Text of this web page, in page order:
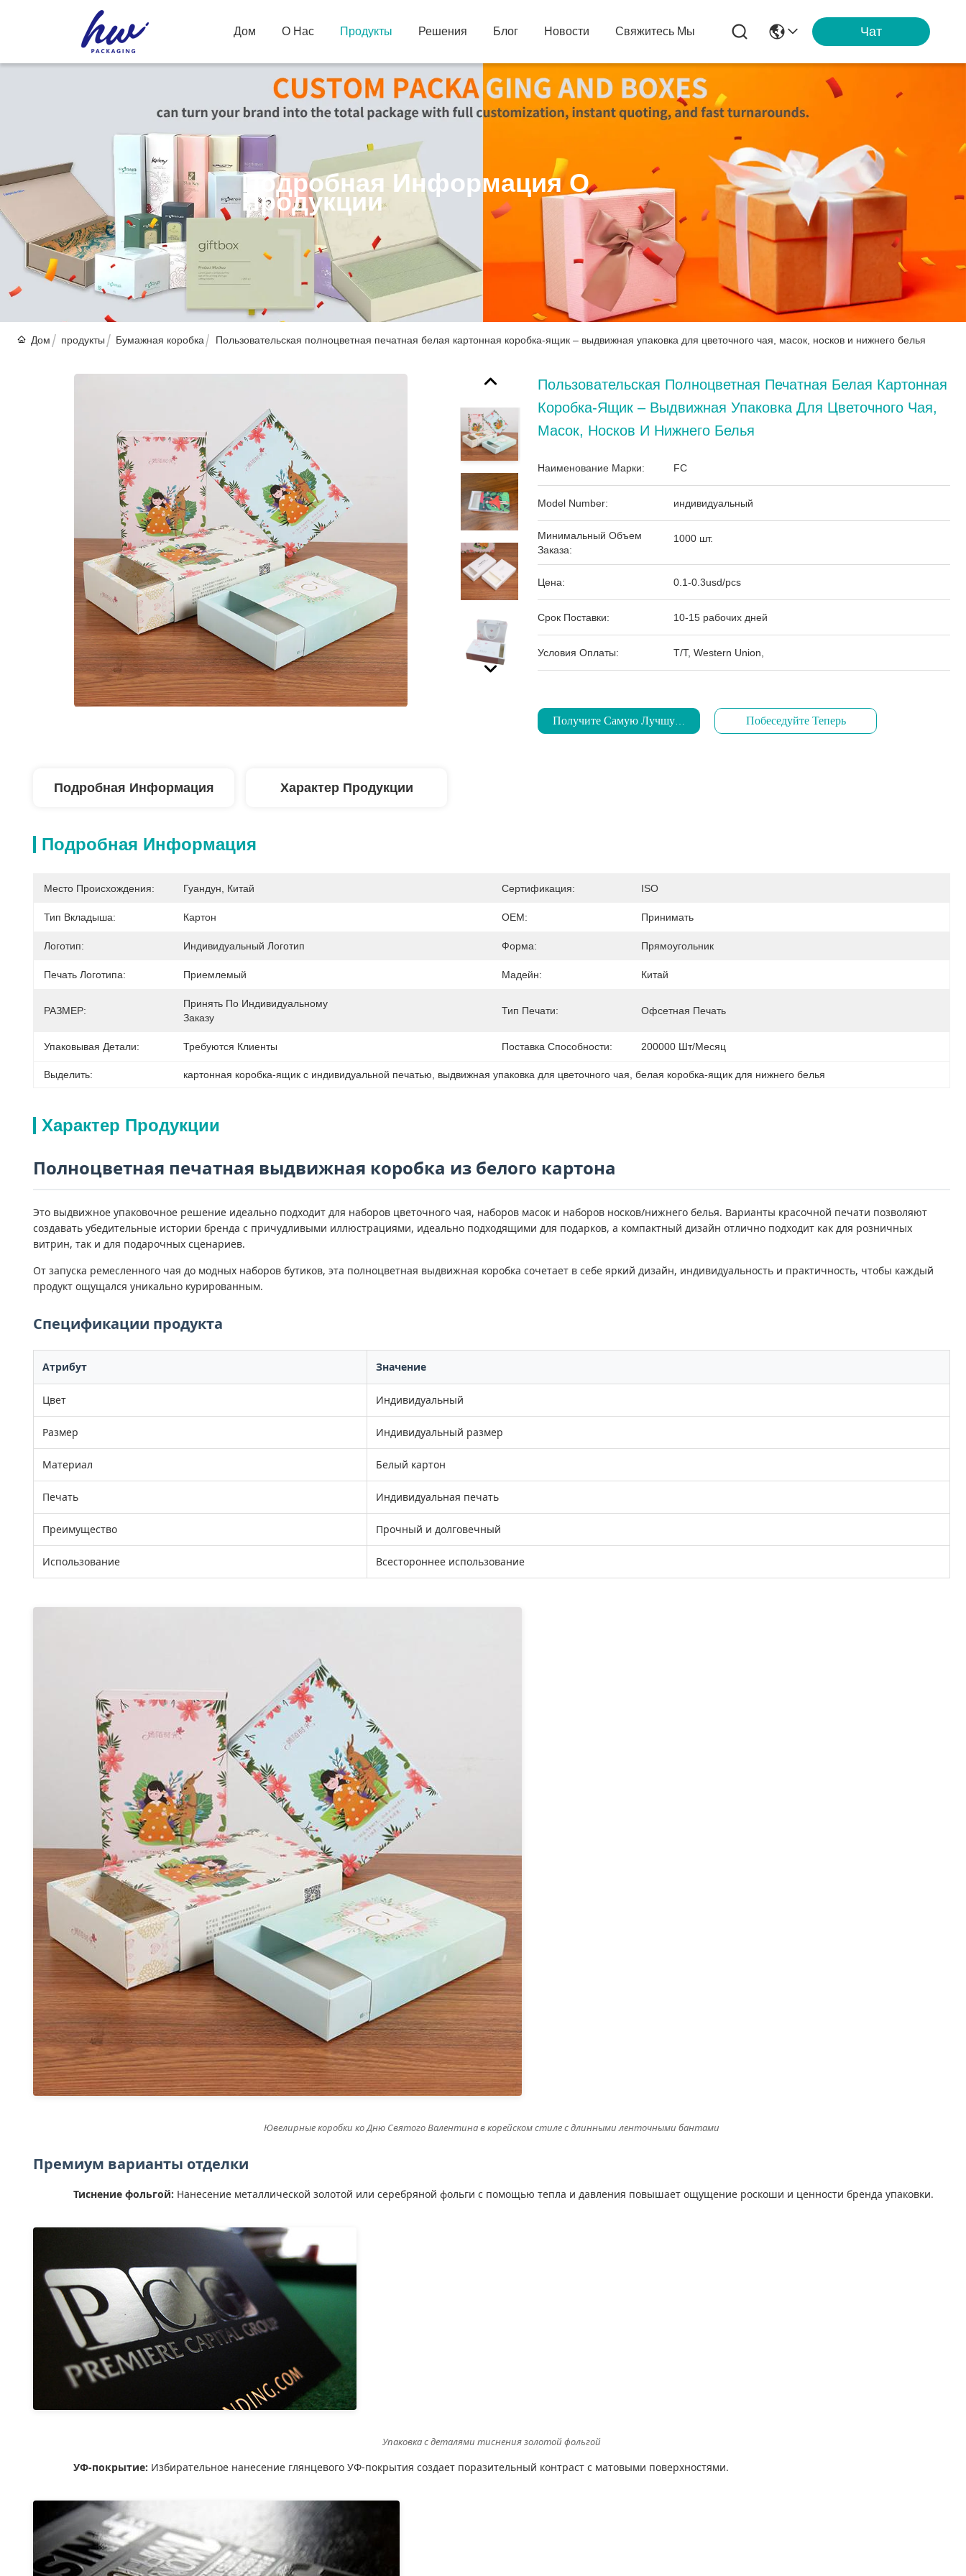
Дом О Нас Продукты Решения Блог Новости Свяжитесь Мы Чат
Подробная Информация О
Продукции
Дом продукты Бумажная коробка Пользовательская полноцветная печатная белая картонная коробка-ящик – выдвижная упаковка для цветочного чая, масок, носков и нижнего белья
Пользовательская Полноцветная Печатная Белая Картонная
Коробка-Ящик – Выдвижная Упаковка Для Цветочного Чая,
Масок, Носков И Нижнего Белья
Наименование Марки: FC
Model Number: индивидуальный
Минимальный Объем
Заказа:
1000 шт.
Цена: 0.1-0.3usd/pcs
Срок Поставки: 10-15 рабочих дней
Условия Оплаты: T/T, Western Union,
Получите Самую Лучшую Цену Побеседуйте Теперь
Подробная Информация Характер Продукции
Подробная Информация
Место Происхождения: Гуандун, Китай Сертификация: ISO
Тип Вкладыша: Картон OEM: Принимать
Логотип: Индивидуальный Логотип Форма: Прямоугольник
Печать Логотипа: Приемлемый Мадейн: Китай
РАЗМЕР:
Принять По Индивидуальному
Заказу
Тип Печати: Офсетная Печать
Упаковывая Детали: Требуются Клиенты Поставка Способности: 200000 Шт/месяц
Выделить: картонная коробка-ящик с индивидуальной печатью выдвижная упаковка для цветочного чая белая коробка-ящик для нижнего белья
Характер Продукции
Полноцветная печатная выдвижная коробка из белого картона
Это выдвижное упаковочное решение идеально подходит для наборов цветочного чая, наборов масок и наборов носков/нижнего белья. Варианты красочной печати позволяют
создавать убедительные истории бренда с причудливыми иллюстрациями, идеально подходящими для подарков, а компактный дизайн отлично подходит как для розничных
витрин, так и для подарочных сценариев.
От запуска ремесленного чая до модных наборов бутиков, эта полноцветная выдвижная коробка сочетает в себе яркий дизайн, индивидуальность и практичность, чтобы каждый
продукт ощущался уникально курированным.
Спецификации продукта
Атрибут Значение
Цвет Индивидуальный
Размер Индивидуальный размер
Материал Белый картон
Печать Индивидуальная печать
Преимущество Прочный и долговечный
Использование Всестороннее использование
Ювелирные коробки ко Дню Святого Валентина в корейском стиле с длинными ленточными бантами
Премиум варианты отделки
Тиснение фольгой: Нанесение металлической золотой или серебряной фольги с помощью тепла и давления повышает ощущение роскоши и ценности бренда упаковки.
Упаковка с деталями тиснения золотой фольгой
УФ-покрытие: Избирательное нанесение глянцевого УФ-покрытия создает поразительный контраст с матовыми поверхностями.